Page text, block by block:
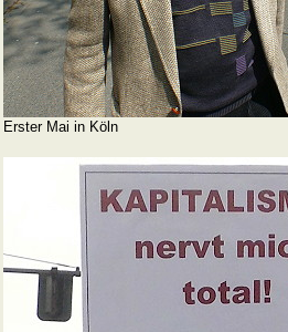
Erster Mai in Köln